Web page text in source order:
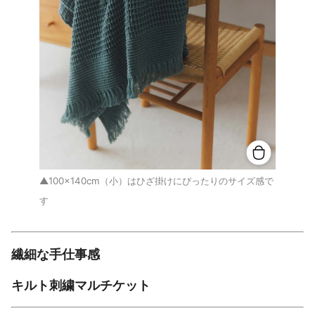
▲100×140cm（小）はひざ掛けにぴったりのサイズ感で
す
繊細な手仕事感
キルト刺繍マルチケット